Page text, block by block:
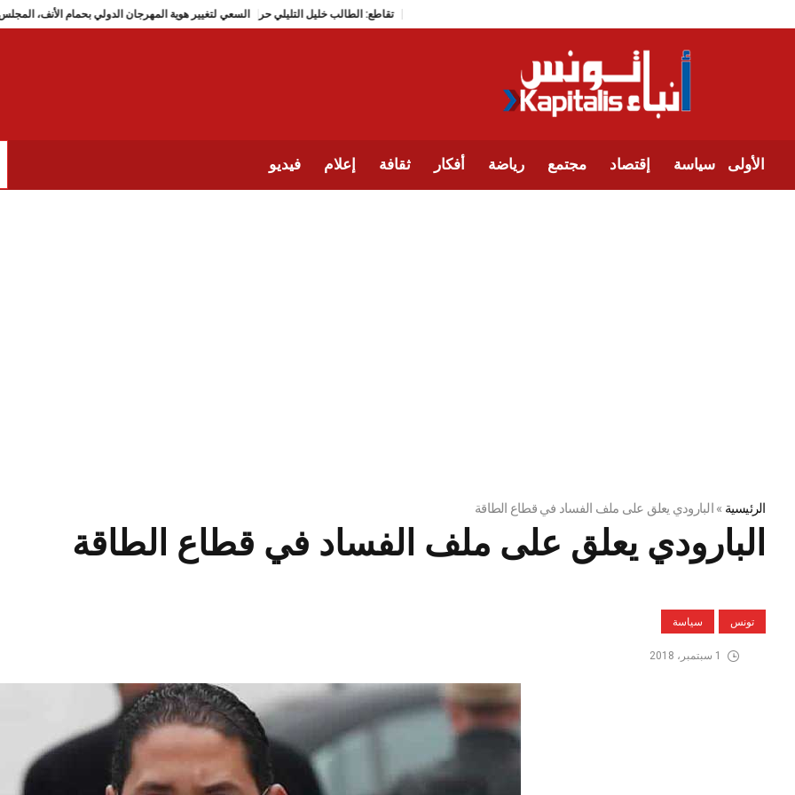
تقاطع: الطالب خليل التليلي حر السعي لتغيير هوية المهرجان الدولي
الأولى سياسة إقتصاد مجتمع رياضة أفكار ثقافة إعلام فيديو
الرئيسية »البارودي يعلق على ملف الفساد في قطاع الطاقة
البارودي يعلق على ملف الفساد في قطاع الطاقة
تونس سياسة
1 سبتمبر، 2018